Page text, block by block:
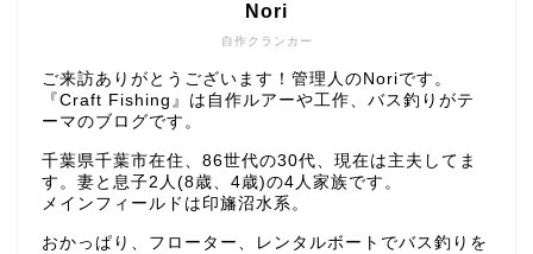
自作クランカー
Nori
ご来訪ありがとうございます！管理人のNoriです。
『Craft Fishing』は自作ルアーや工作、バス釣りがテ
ーマのブログです。
千葉県千葉市在住、86世代の30代、現在は主夫してま
す。妻と息子2人(8歳、4歳)の4人家族です。
メインフィールドは印旛沼水系。
おかっぱり、フローター、レンタルボートでバス釣りを